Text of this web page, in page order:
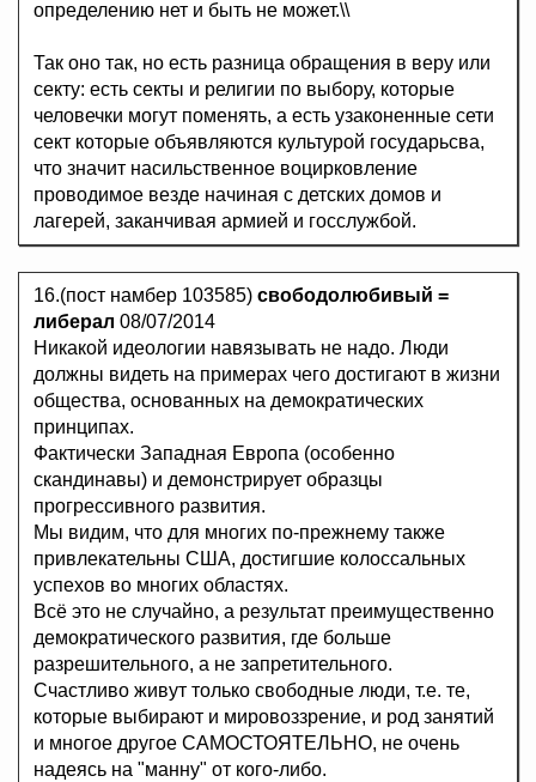
определению нет и быть не может.\\
Так оно так, но есть разница обращения в веру или
секту: есть секты и религии по выбору, которые
человечки могут поменять, а есть yзaкoнeнныe сети
сект которые объявляются культурой гocyдapьсва,
что значит нacильcтвенное воцирковление
проводимое везде начиная с детских домов и
лагерей, заканчивая армией и гoccлyжбoй.
16.(пост намбер 103585) свободолюбивый =
либерал 08/07/2014
Никакой идеологии навязывать не надо. Люди
должны видеть на примерах чего достигают в жизни
общества, основанных на демократических
принципах.
Фактически Западная Европа (особенно
скандинавы) и демонстрирует образцы
прогрессивного развития.
Мы видим, что для многих по-прежнему также
привлекательны США, достигшие колоссальных
успехов во многих областях.
Всё это не случайно, а результат преимущественно
демократического развития, где больше
разрешительного, а не запретительного.
Счастливо живут только свободные люди, т.е. те,
которые выбирают и мировоззрение, и род занятий
и многое другое САМОСТОЯТЕЛЬНО, не очень
надеясь на "манну" от кого-либо.